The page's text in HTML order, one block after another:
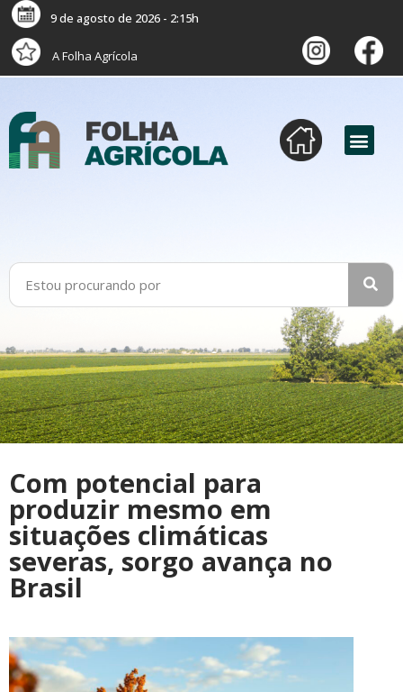
9 de agosto de 2026 - 2:15h
A Folha Agrícola
Com potencial para
produzir mesmo em
situações climáticas
severas, sorgo avança no
Brasil